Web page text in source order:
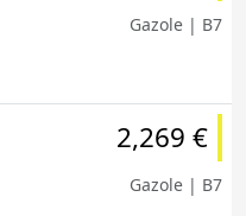
Gazole | B7
2,269 €
Gazole | B7